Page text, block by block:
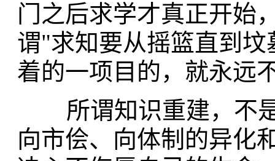
门之后求学才真正开始
谓"求知要从摇篮直到
着的一项目的，就永远
所谓知识重建，不是
向市侩、向体制的异化